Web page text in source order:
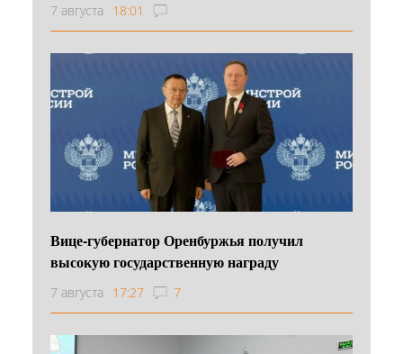
7 августа 18:01
Вице-губернатор Оренбуржья получил
высокую государственную награду
7 августа 17:27 7